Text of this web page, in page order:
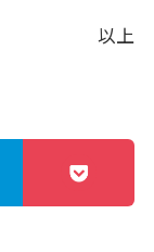
以上